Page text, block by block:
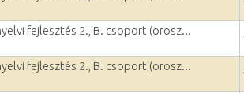
fejlesztés 2., B. csoport (orosz...
fejlesztés 2., B. csoport (orosz...